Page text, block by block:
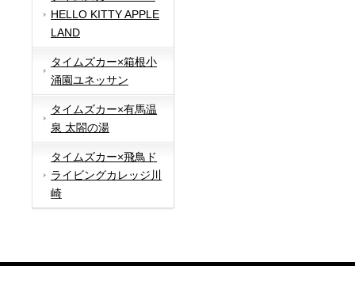
HELLO KITTY APPLE
LAND
タイムズカー×箱根小
涌園ユネッサン
タイムズカー×有馬温
泉 太閤の湯
タイムズカー×飛鳥ド
ライビングカレッジ川
崎